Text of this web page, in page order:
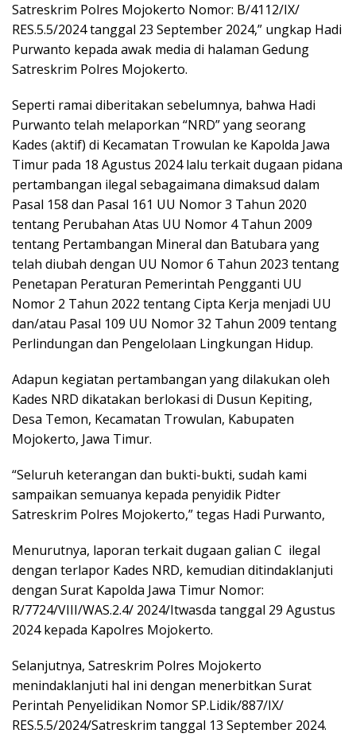
Satreskrim Polres Mojokerto Nomor: B/4112/IX/
RES.5.5/2024 tanggal 23 September 2024,” ungkap Hadi
Purwanto kepada awak media di halaman Gedung
Satreskrim Polres Mojokerto.
Seperti ramai diberitakan sebelumnya, bahwa Hadi
Purwanto telah melaporkan “NRD” yang seorang
Kades (aktif) di Kecamatan Trowulan ke Kapolda Jawa
Timur pada 18 Agustus 2024 lalu terkait dugaan pidana
pertambangan ilegal sebagaimana dimaksud dalam
Pasal 158 dan Pasal 161 UU Nomor 3 Tahun 2020
tentang Perubahan Atas UU Nomor 4 Tahun 2009
tentang Pertambangan Mineral dan Batubara yang
telah diubah dengan UU Nomor 6 Tahun 2023 tentang
Penetapan Peraturan Pemerintah Pengganti UU
Nomor 2 Tahun 2022 tentang Cipta Kerja menjadi UU
dan/atau Pasal 109 UU Nomor 32 Tahun 2009 tentang
Perlindungan dan Pengelolaan Lingkungan Hidup.
Adapun kegiatan pertambangan yang dilakukan oleh
Kades NRD dikatakan berlokasi di Dusun Kepiting,
Desa Temon, Kecamatan Trowulan, Kabupaten
Mojokerto, Jawa Timur.
“Seluruh keterangan dan bukti-bukti, sudah kami
sampaikan semuanya kepada penyidik Pidter
Satreskrim Polres Mojokerto,” tegas Hadi Purwanto,
Menurutnya, laporan terkait dugaan galian C ilegal
dengan terlapor Kades NRD, kemudian ditindaklanjuti
dengan Surat Kapolda Jawa Timur Nomor:
R/7724/VIII/WAS.2.4/ 2024/Itwasda tanggal 29 Agustus
2024 kepada Kapolres Mojokerto.
Selanjutnya, Satreskrim Polres Mojokerto
menindaklanjuti hal ini dengan menerbitkan Surat
Perintah Penyelidikan Nomor SP.Lidik/887/IX/
RES.5.5/2024/Satreskrim tanggal 13 September 2024.